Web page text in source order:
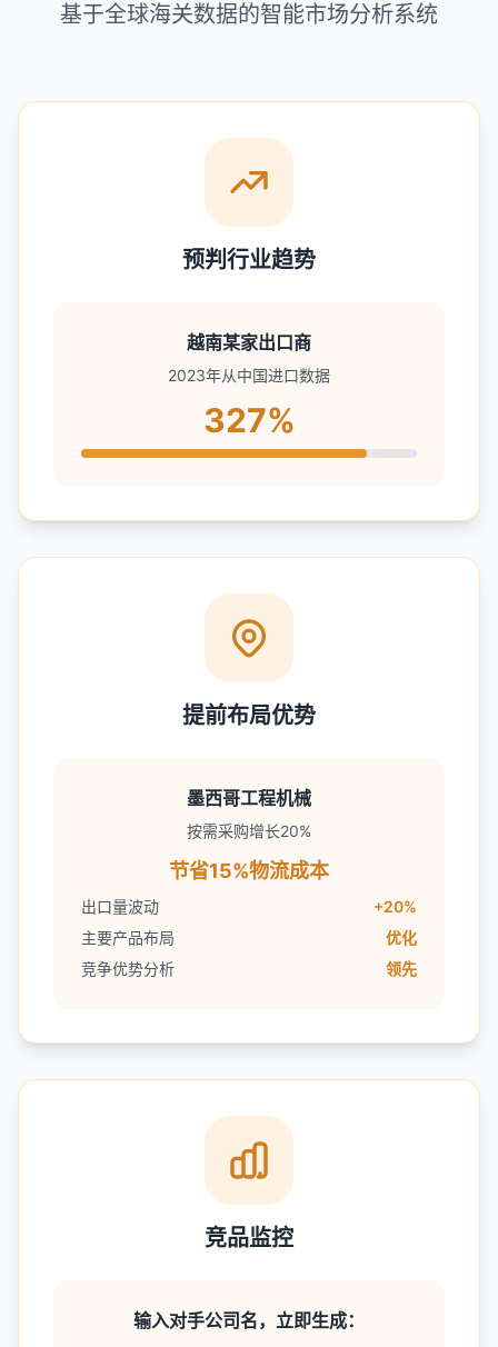
基于全球海关数据的智能市场分析系统
预判行业趋势
越南某家出口商
2023年从中国进口数据
327%
提前布局优势
墨西哥工程机械
按需采购增长20%
节省15%物流成本
出口量波动
+20%
主要产品布局
优化
竞争优势分析
领先
竞品监控
输入对手公司名，立即生成：